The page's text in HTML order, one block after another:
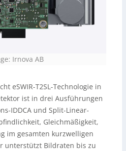
Irnova AB
eSWIR-T2SL-Technologie in
ist in drei Ausführungen
IDDCA und Split-Linear-
Gleichmäßigkeit,
im gesamten kurzwelligen
unterstützt Bildraten bis zu